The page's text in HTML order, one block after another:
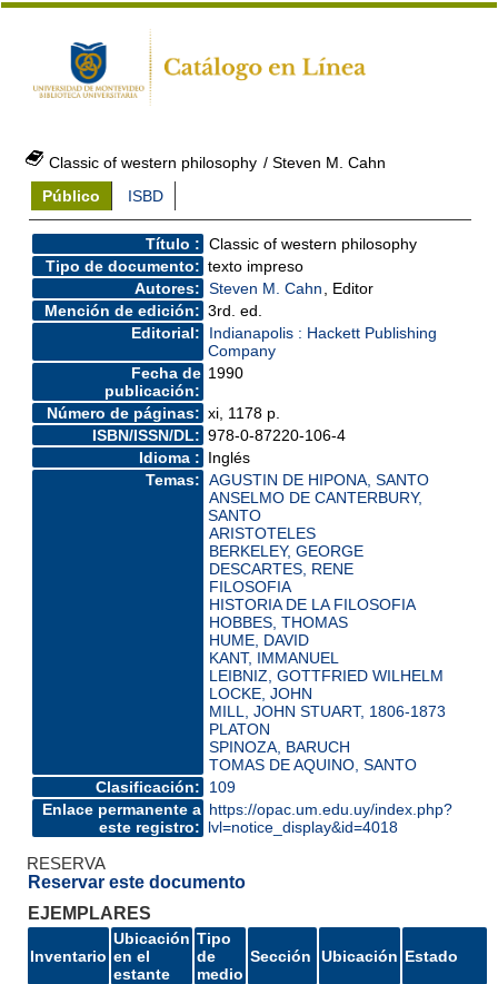
Classic of western philosophy / Steven M. Cahn
Público
ISBD
Título : Classic of western philosophy
Tipo de documento: texto impreso
Autores: Steven M. Cahn
, Editor
Mención de edición: 3rd. ed.
Editorial:
Indianapolis : Hackett Publishing
Company
Fecha de
publicación:
1990
Número de páginas: xi, 1178 p.
ISBN/ISSN/DL: 978-0-87220-106-4
Idioma : Inglés
Temas: AGUSTIN DE HIPONA, SANTO
ANSELMO DE CANTERBURY,
SANTO
ARISTOTELES
BERKELEY, GEORGE
DESCARTES, RENE
FILOSOFIA
HISTORIA DE LA FILOSOFIA
HOBBES, THOMAS
HUME, DAVID
KANT, IMMANUEL
LEIBNIZ, GOTTFRIED WILHELM
LOCKE, JOHN
MILL, JOHN STUART, 1806-1873
PLATON
SPINOZA, BARUCH
TOMAS DE AQUINO, SANTO
Clasificación:
109
Enlace permanente a
este registro:
https://opac.um.edu.uy/index.php?
lvl=notice_display&id=4018
RESERVA
Reservar este documento
EJEMPLARES
Inventario
Ubicación
en el
estante
Tipo
de
medio
Sección Ubicación Estado